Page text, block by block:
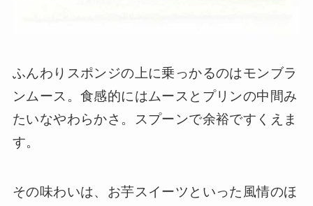
ふんわりスポンジの上に乗っかるのはモンブラ
ンムース。食感的にはムースとプリンの中間み
たいなやわらかさ。スプーンで余裕ですくえま
す。
その味わいは、お芋スイーツといった風情のほ